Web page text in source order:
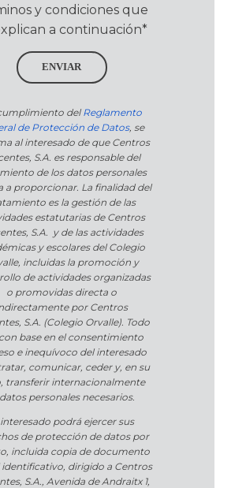
y condiciones que
a continuación*
ENVIAR
delReglamento
de Protección de Datos, se
al interesado de que Centros
S.A. es responsable del
de los datos personales
a proporcionar. La finalidad del
es la gestión de las
estatutarias de Centros
S.A. y de las actividades
y escolares del Colegio
incluidas la promoción y
de actividades organizadas
o promovidas directa o
por Centros
S.A. (Colegio Orvalle). Todo
base en el consentimiento
e inequívoco del interesado
comunicar, ceder y, en su
transferir internacionalmente
personales necesarios.
interesado podrá ejercer sus
de protección de datos por
incluida copia de documento
identificativo, dirigido a Centros
S.A., Avenida de Andraitx 1,